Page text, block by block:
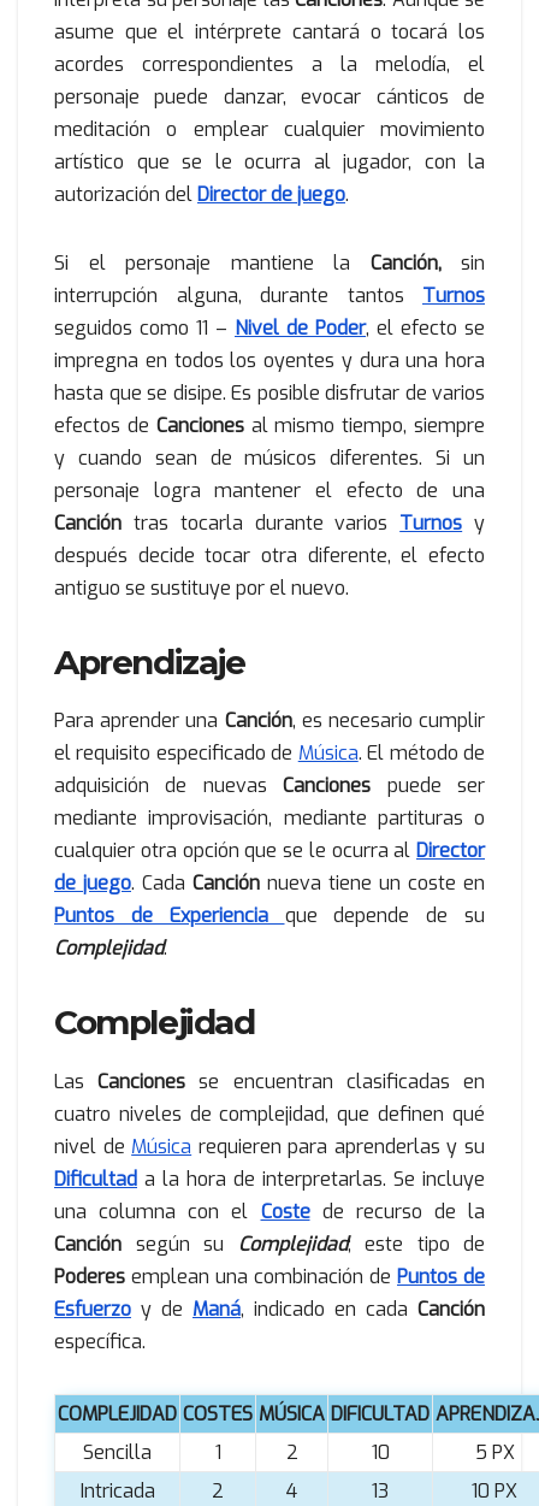
asume que el intérprete cantará o tocará los
acordes correspondientes a la melodía, el
personaje puede danzar, evocar cánticos de
meditación o emplear cualquier movimiento
artístico que se le ocurra al jugador, con la
autorización delDirector de juego.
Si el personaje mantiene la Canción, sin
interrupción alguna, durante tantos Turnos
seguidos como 11 – Nivel de Poder, el efecto se
impregna en todos los oyentes y dura una hora
hasta que se disipe. Es posible disfrutar de varios
efectos de Cancionesal mismo tiempo, siempre
y cuando sean de músicos diferentes. Si un
personaje logra mantener el efecto de una
Canción tras tocarla durante varios Turnos y
después decide tocar otra diferente, el efecto
antiguo se sustituye por el nuevo.
Aprendizaje
Para aprender una Canción, es necesario cumplir
el requisito especificado de Música. El método de
adquisición de nuevasCanciones puede ser
mediante improvisación, mediante partituras o
cualquier otra opción que se le ocurra al Director
de juego. Cada Canción nueva tiene un coste en
Puntos de Experiencia que depende de su
Complejidad.
Complejidad
LasCanciones se encuentran clasificadas en
cuatro niveles de complejidad, que definen qué
nivel de Música requieren para aprenderlas y su
Dificultad a la hora de interpretarlas. Se incluye
una columna con el Costede recurso de la
Canción según su Complejidad; este tipo de
Poderes emplean una combinación de Puntos de
Esfuerzo y de Maná, indicado en cada Canción
específica.
COMPLEJIDAD COSTES MÚSICA DIFICULTAD
Sencilla
1 2 10
5 PX
Intricada
2 4 13
10 PX